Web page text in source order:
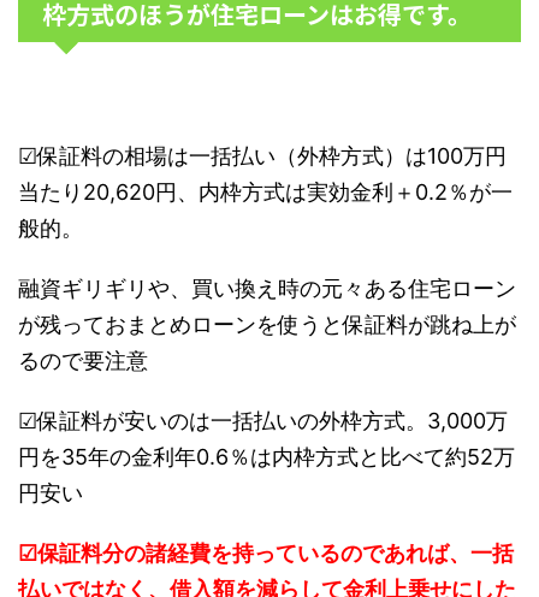
枠方式のほうが住宅ローンはお得です。
☑保証料の相場は一括払い（外枠方式）は100万円
当たり20,620円、内枠方式は実効金利＋0.2％が一
般的。
融資ギリギリや、買い換え時の元々ある住宅ローン
が残っておまとめローンを使うと保証料が跳ね上が
るので要注意
☑保証料が安いのは一括払いの外枠方式。3,000万
円を35年の金利年0.6％は内枠方式と比べて約52万
円安い
☑保証料分の諸経費を持っているのであれば、一括
払いではなく、借入額を減らして金利上乗せにした